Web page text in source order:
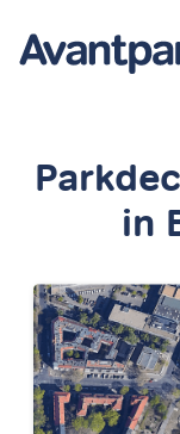
in
Über uns